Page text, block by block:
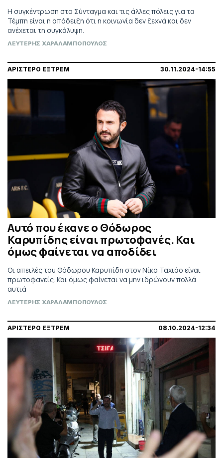
Η συγκέντρωση στο Σύνταγμα και τις άλλες πόλεις για τα
Τέμπη είναι η απόδειξη ότι η κοινωνία δεν ξεχνά και δεν
ανέχεται τη συγκάλυψη.
ΛΕΥΤΕΡΗΣ ΧΑΡΑΛΑΜΠΟΠΟΥΛΟΣ
ΑΡΙΣΤΕΡΟ ΕΞΤΡΕΜ 30.11.2024-14:55
Αυτό που έκανε ο Θόδωρος
Καρυπίδης είναι πρωτοφανές. Και
όμως φαίνεται να αποδίδει
Οι απειλές του Θόδωρου Καρυπίδη στον Νίκο Ταχιάο είναι
πρωτοφανείς. Και όμως φαίνεται να μην ιδρώνουν πολλά
αυτιά
ΛΕΥΤΕΡΗΣ ΧΑΡΑΛΑΜΠΟΠΟΥΛΟΣ
ΑΡΙΣΤΕΡΟ ΕΞΤΡΕΜ 08.10.2024-12:34